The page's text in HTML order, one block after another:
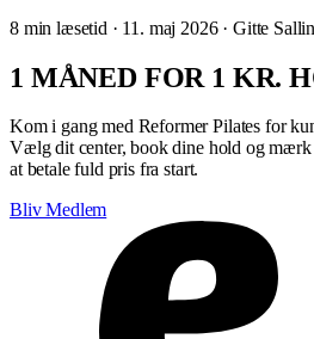
8 min læsetid · 11. maj 2026 · Gitte
1 MÅNED FOR 1 KR.
Kom i gang med Reformer Pilates for
Vælg dit center, book dine hold og mærk
at betale fuld pris fra start.
Bliv Medlem